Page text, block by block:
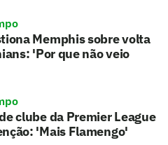
Memphis sobre volta
'Por que não veio
clube da Premier League
'Mais Flamengo'